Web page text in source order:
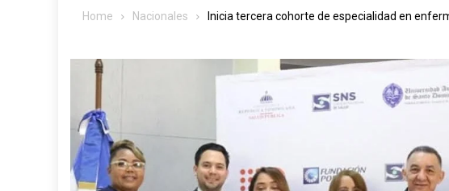
Home Nacionales Inicia tercera cohorte de especialidad en